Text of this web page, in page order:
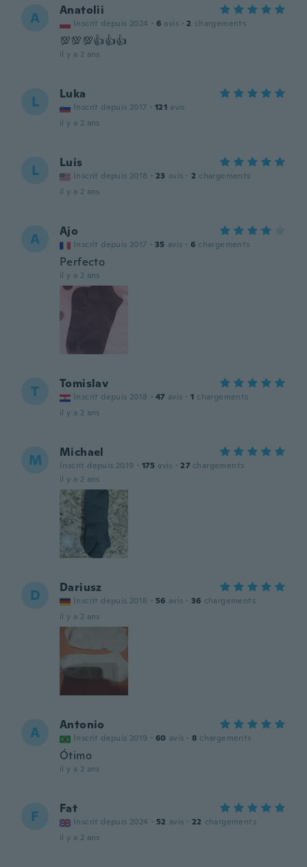
A Anatolii
Inscrit depuis 2024 · 6 avis · 2 chargements
💯💯💯👍👍👍
il y a 2 ans
L Luka
Inscrit depuis 2017 · 121 avis
il y a 2 ans
L Luis
Inscrit depuis 2018 · 23 avis · 2 chargements
il y a 2 ans
A Ajo
Inscrit depuis 2017 · 35 avis · 6 chargements
Perfecto
il y a 2 ans
T Tomislav
Inscrit depuis 2018 · 47 avis · 1 chargements
il y a 2 ans
M Michael
Inscrit depuis 2019 · 175 avis · 27 chargements
il y a 2 ans
D Dariusz
Inscrit depuis 2018 · 56 avis · 36 chargements
il y a 2 ans
A Antonio
Inscrit depuis 2019 · 60 avis · 8 chargements
Ótimo
il y a 2 ans
F Fat
Inscrit depuis 2024 · 52 avis · 22 chargements
il y a 2 ans